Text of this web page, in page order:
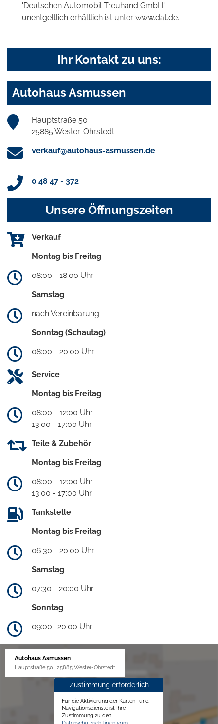
'Deutschen Automobil Treuhand GmbH'
unentgeltlich erhältlich ist unter www.dat.de.
Ihr Kontakt zu uns:
Autohaus Asmussen
Hauptstraße 50
25885 Wester-Ohrstedt
verkauf@autohaus-asmussen.de
0 48 47 - 372
Unsere Öffnungszeiten
Verkauf
Montag bis Freitag
08:00 - 18:00 Uhr
Samstag
nach Vereinbarung
Sonntag (Schautag)
08:00 - 20:00 Uhr
Service
Montag bis Freitag
08:00 - 12:00 Uhr
13:00 - 17:00 Uhr
Teile & Zubehör
Montag bis Freitag
08:00 - 12:00 Uhr
13:00 - 17:00 Uhr
Tankstelle
Montag bis Freitag
06:30 - 20:00 Uhr
Samstag
07:30 - 20:00 Uhr
Sonntag
09:00 -20:00 Uhr
Autohaus Asmussen
Hauptstraße 50 , 25885 Wester-Ohrstedt
Zustimmung erforderlich
Für die Aktivierung der Karten- und
Navigationsdienste ist Ihre
Zustimmung zu den
Datenschutzrichtlinien vom